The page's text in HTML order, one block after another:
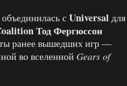
объединилась с Universal для
Тод Фергюссон
ранее вышедших игр —
во вселенной Gears of